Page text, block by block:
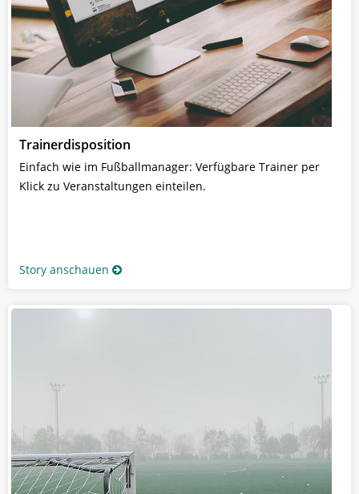
Trainerdisposition
Einfach wie im Fußballmanager: Verfügbare Trainer per
Klick zu Veranstaltungen einteilen.
Story anschauen